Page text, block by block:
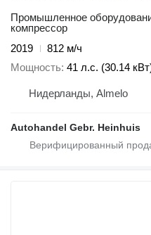
Промышленное
компрессор
2019
812 м/ч
Мощность 41 л.с. (30.14
Нидерланды, Almelo
Autohandel Gebr. Heinhuis